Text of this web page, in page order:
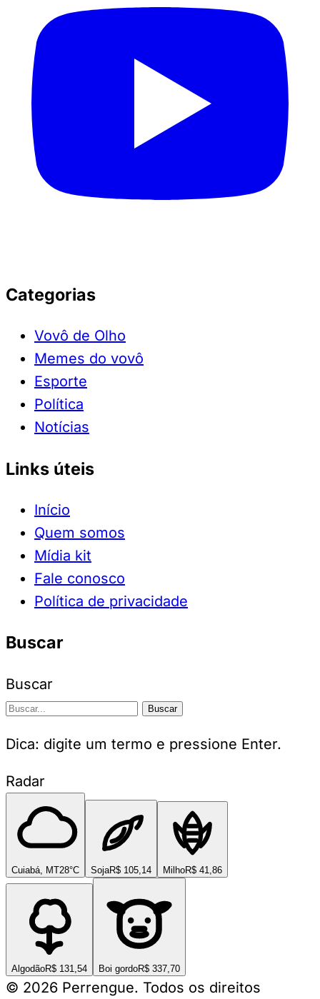
Categorias
Vovô de Olho
Memes do vovô
Esporte
Política
Notícias
Links úteis
Início
Quem somos
Mídia kit
Fale conosco
Política de privacidade
Buscar
Buscar
Buscar
Dica: digite um termo e pressione Enter.
Radar
Cuiabá, MT28°C SojaR$ 105,14 MilhoR$ 41,86
AlgodãoR$ 131,54 Boi gordoR$ 337,70
© 2026 Perrengue. Todos os direitos